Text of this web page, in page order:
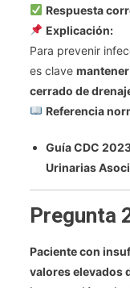
Respuesta
Explicación:
Para prevenir
es clave
cerrado de
Referencia
Guía CDC
Urinarias
Pregunta
Paciente con
valores elevados